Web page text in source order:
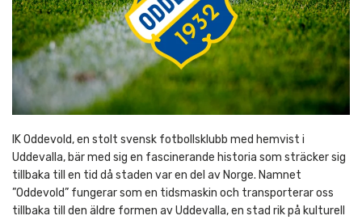
IK Oddevold, en stolt svensk fotbollsklubb med hemvist i
Uddevalla, bär med sig en fascinerande historia som sträcker sig
tillbaka till en tid då staden var en del av Norge. Namnet
”Oddevold” fungerar som en tidsmaskin och transporterar oss
tillbaka till den äldre formen av Uddevalla, en stad rik på kulturell